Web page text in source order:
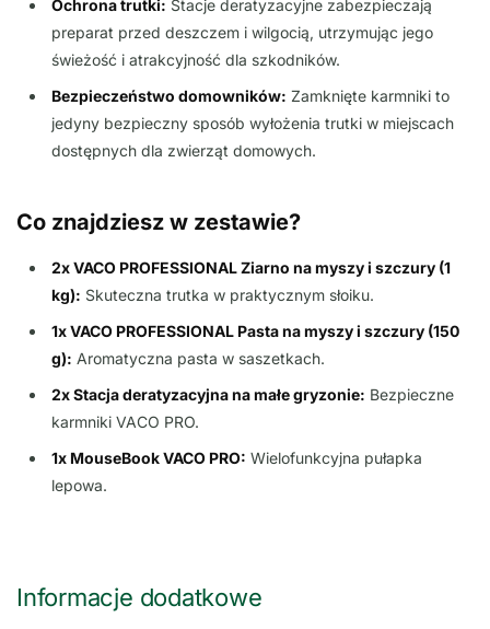
Ochrona trutki: Stacje deratyzacyjne zabezpieczają
preparat przed deszczem i wilgocią, utrzymując jego
świeżość i atrakcyjność dla szkodników.
Bezpieczeństwo domowników: Zamknięte karmniki to
jedyny bezpieczny sposób wyłożenia trutki w miejscach
dostępnych dla zwierząt domowych.
Co znajdziesz w zestawie?
2x VACO PROFESSIONAL Ziarno na myszy i szczury (1
kg): Skuteczna trutka w praktycznym słoiku.
1x VACO PROFESSIONAL Pasta na myszy i szczury (150
g): Aromatyczna pasta w saszetkach.
2x Stacja deratyzacyjna na małe gryzonie: Bezpieczne
karmniki VACO PRO.
1x MouseBook VACO PRO: Wielofunkcyjna pułapka
lepowa.
Informacje dodatkowe